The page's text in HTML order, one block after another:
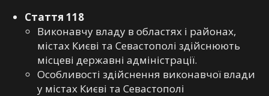
Стаття 118
Виконавчу владу в областях і районах,
містах Києві та Севастополі здійснюють
місцеві державні адміністрації.
Особливості здійснення виконавчої влади
у містах Києві та Севастополі